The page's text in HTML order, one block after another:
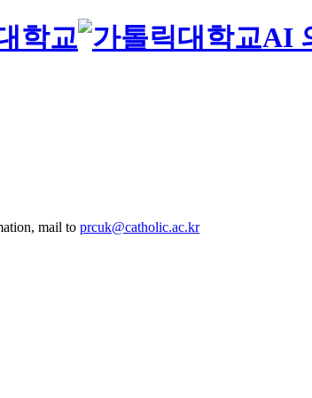
AI
mail to prcuk@catholic.ac.kr